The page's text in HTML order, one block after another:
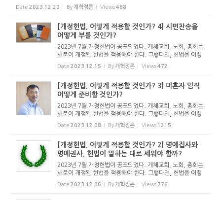
배, 시편찬송, 미혼자 임직, 명예직, 시찰, 교회직원의 윤리 문제 등 새로운 헌법
을 어떻게 적용해야 ...
Date 2023.12.20 By 개혁정론 Views488
[개정헌법, 어떻게 적용할 것인가? 4] 시편찬송을
어떻게 부를 것인가?
2023년 7월 개정헌법이 공포되었다. 개체교회, 노회, 총회는
새로이 개정된 헌법을 적용해야 한다. 그렇다면, 헌법을 어떻
게 적용해야 할까? 개혁정론은 예배, 시편찬송, 미혼자 임직,
명예직, 시찰, 교회직원의 윤리 문제 등 새로운 헌법을 어떻게
Date 2023.12.15 By 개혁정론 Views472
[개정헌법, 어떻게 적용할 것인가? 3] 미혼자 임직
어떻게 준비할 것인가?
2023년 7월 개정헌법이 공포되었다. 개체교회, 노회, 총회는
새로이 개정된 헌법을 적용해야 한다. 그렇다면, 헌법을 어떻
게 적용해야 할까? 개혁정론은 예배, 시편찬송, 미혼자 임직,
명예직, 시찰, 교회직원의 윤리 문제 등 새로운 헌법을 어떻게
Date 2023.12.08 By 개혁정론 Views 1215
[개정헌법, 어떻게 적용할 것인가? 2] 명예집사와
명예권사, 헌법이 말하는 대로 세워야 할까?
2023년 7월 개정헌법이 공포되었다. 개체교회, 노회, 총회는
새로이 개정된 헌법을 적용해야 한다. 그렇다면, 헌법을 어떻
게 적용해야 할까? 개혁정론은 예배, 시편찬송, 미혼자 임직,
명예직, 시찰, 교회직원의 윤리 문제 등 새로운 헌법을 어떻게
Date 2023.12.06 By 개혁정론 Views 776